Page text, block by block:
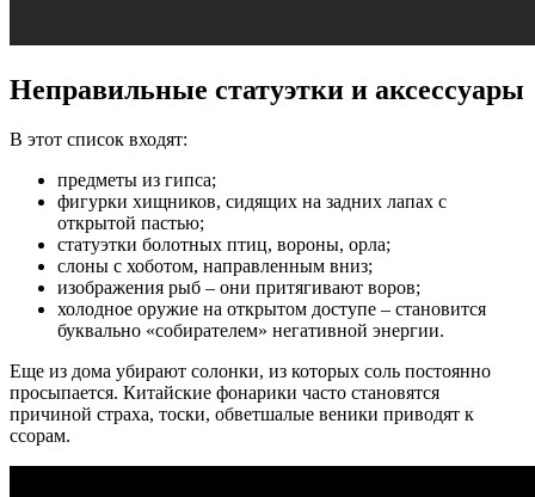
Неправильные статуэтки и аксессуары
В этот список входят:
предметы из гипса;
фигурки хищников, сидящих на задних лапах с
открытой пастью;
статуэтки болотных птиц, вороны, орла;
слоны с хоботом, направленным вниз;
изображения рыб – они притягивают воров;
холодное оружие на открытом доступе – становится
буквально «собирателем» негативной энергии.
Еще из дома убирают солонки, из которых соль постоянно
просыпается. Китайские фонарики часто становятся
причиной страха, тоски, обветшалые веники приводят к
ссорам.